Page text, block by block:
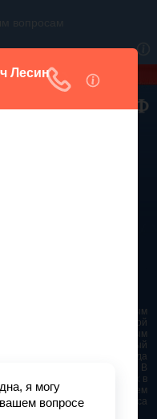
является основным
Федерации. И именно по этой
При работе с таким важным
актуальности на данный
и нюансах не всегда
это нужно сделать быстро. В
решением будет звонок в
Телефон указан на нашем
Гражданского кодекса